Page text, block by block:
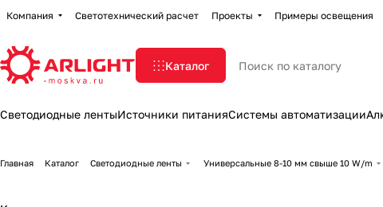
Компания Светотехнический расчет Проекты Примеры освещения
Каталог
Светодиодные лентыИсточники питанияСистемы автоматизации
Главная Каталог Светодиодные ленты Универсальные 8-10 мм свыше 10 W/m